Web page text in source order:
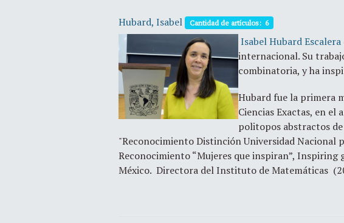
Hubard, Isabel Cantidad de artículos: 6
Isabel Hubard Escalera
internacional. Su
combinatoria, y ha
Hubard fue la primera
Ciencias Exactas, en
politopos abstractos
"Reconocimiento Distinción Universidad Nacional
Reconocimiento “Mujeres que inspiran”, Inspiring
México. Directora del Instituto de Matemáticas